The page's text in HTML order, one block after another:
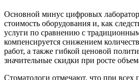
Основной минус цифровых
стоимость оборудования и, как
услуги по сравнению с
компенсируется снижением
работ, а также гибкой ценовой
значительные скидки при росте
Стоматологи отмечают, что при всех